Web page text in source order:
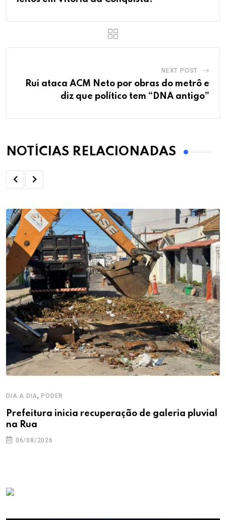
NEXT POST
Rui ataca ACM Neto por obras do metrô e
diz que político tem “DNA antigo”
NOTÍCIAS RELACIONADAS
DIA A DIA,PODER
Prefeitura inicia recuperação de galeria pluvial
na Rua
06/08/2026